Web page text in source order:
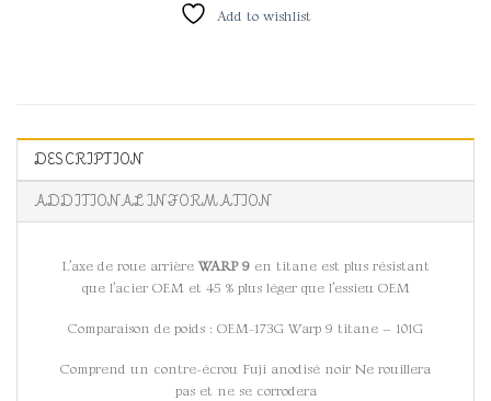
Add to wishlist
DESCRIPTION
ADDITIONAL INFORMATION
L’axe de roue arrièreWARP 9 en titane est plus résistant
que l’acier OEM et 45 % plus léger que l’essieu OEM
Comparaison de poids : OEM-173G Warp 9 titane – 101G
Comprend un contre-écrou Fuji anodisé noir Ne rouillera
pas et ne se corrodera